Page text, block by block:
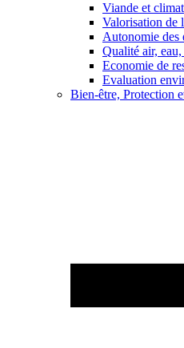
Viande et climat
Valorisation de
Autonomie des
Qualité air, eau,
Economie de
Evaluation
Bien-être, Protection